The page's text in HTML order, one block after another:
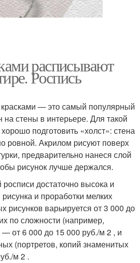
расписывают
Роспись
— это самый популярный
на стены в интерьере. Для такой
подготовить «холст»: стена
ровной. Акрилом рисуют поверх
предварительно нанеся слой
рисунок лучше держался.
достаточно высока и
и проработки мелких
рисунков варьируется от 3 000 до
по сложности (например,
от 6 000 до 15 000 руб./м 2 , и
(портретов, копий знаменитых
м 2 .